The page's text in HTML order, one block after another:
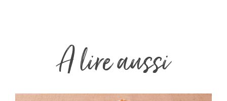
A lire aussi